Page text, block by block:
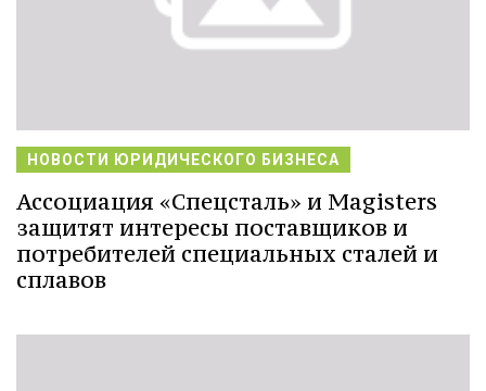
НОВОСТИ ЮРИДИЧЕСКОГО БИЗНЕСА
Ассоциация «Спецсталь» и Magisters
защитят интересы поставщиков и
потребителей специальных сталей и
сплавов